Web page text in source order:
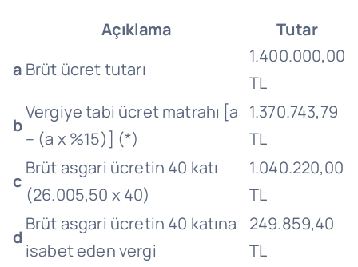
Açıklama
Tutar
a Brüt ücret tutarı
1.400.000,00
TL
b
Vergiye tabi ücret matrahı [a
– (a x %15)] (*)
1.370.743,79
TL
c
Brüt asgari ücretin 40 katı
(26.005,50 x 40)
1.040.220,00
TL
d
Brüt asgari ücretin 40 katına
isabet eden vergi
249.859,40
TL